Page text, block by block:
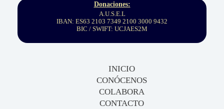
Donaciones:
A.U.S.E.L
IBAN: ES63 2103 7349 2100 3000 9432
BIC / SWIFT: UCJAES2M
INICIO
CONÓCENOS
COLABORA
CONTACTO